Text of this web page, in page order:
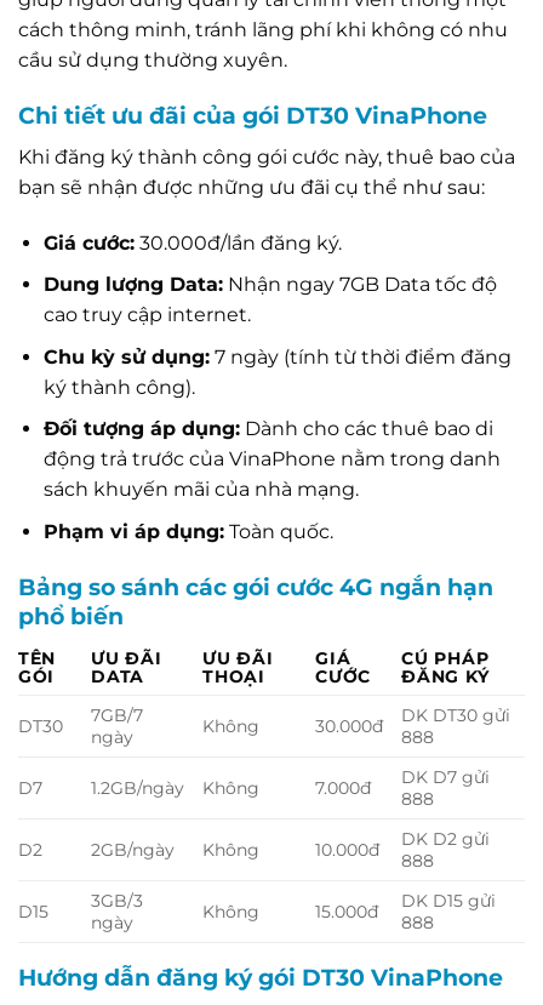
cách thông minh, tránh lãng phí khi không có nhu
cầu sử dụng thường xuyên.
Chi tiết ưu đãi của gói DT30 VinaPhone
Khi đăng ký thành công gói cước này, thuê bao của
bạn sẽ nhận được những ưu đãi cụ thể như sau:
Giá cước:30.000đ/lần đăng ký.
Dung lượng Data:Nhận ngay 7GB Data tốc độ
cao truy cập internet.
Chu kỳ sử dụng:7 ngày (tính từ thời điểm đăng
ký thành công).
Đối tượng áp dụng:Dành cho các thuê bao di
động trả trước của VinaPhone nằm trong danh
sách khuyến mãi của nhà mạng.
Phạm vi áp dụng:Toàn quốc.
Bảng so sánh các gói cước 4G ngắn hạn
phổ biến
TÊN
GÓI
ƯU ĐÃI
DATA
ƯU ĐÃI
THOẠI
GIÁ
CƯỚC
CÚ PHÁP
ĐĂNG KÝ
DT30
7GB/7
ngày
Không 30.000đ
DK DT30 gửi
888
D7 1.2GB/ngày Không 7.000đ
DK D7 gửi
888
D2 2GB/ngày Không 10.000đ
DK D2 gửi
888
D15
3GB/3
ngày
Không 15.000đ
DK D15 gửi
888
Hướng dẫn đăng ký gói DT30 VinaPhone